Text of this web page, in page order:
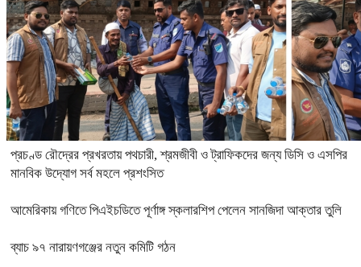
প্রচণ্ড রৌদ্রের প্রখরতায় পথচারী, শ্রমজীবী ও ট্রাফিকদের জন্য ডিসি ও এসপির
মানবিক উদ্যোগ সর্ব মহলে প্রশংসিত
আমেরিকায় গণিতে পিএইচডিতে পূর্ণাঙ্গ স্কলারশিপ পেলেন সানজিদা আক্তার তুলি
ব্যাচ ৯৭ নারায়ণগঞ্জের নতুন কমিটি গঠন